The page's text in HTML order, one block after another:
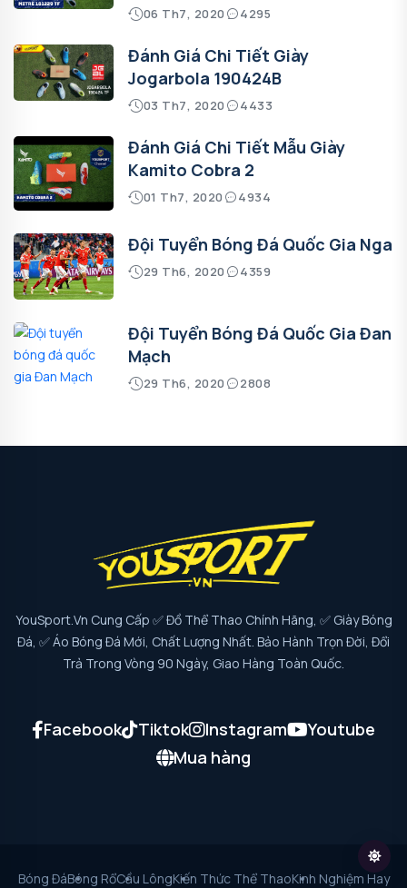
06 Th7, 2020 4295
Đánh Giá Chi Tiết Giày
Jogarbola 190424B
03 Th7, 2020 4433
Đánh Giá Chi Tiết Mẫu Giày
Kamito Cobra 2
01 Th7, 2020 4934
Đội Tuyển Bóng Đá Quốc Gia Nga
29 Th6, 2020 4359
Đội Tuyển Bóng Đá Quốc Gia Đan
Mạch
29 Th6, 2020 2808
YouSport.vn Cung Cấp ✅ Đồ Thể Thao Chính Hãng, ✅ Giày Bóng
Đá, ✅ Áo Bóng Đá Mới, Chất Lượng Nhất. Bảo Hành Trọn Đời, Đổi
Trả Trong Vòng 90 Ngày, Giao Hàng Toàn Quốc.
Facebook Tiktok Instagram
Youtube
Mua hàng
Bóng ĐáBóng RổCầu LôngKiến Thức Thể ThaoKinh Nghiệm Hay